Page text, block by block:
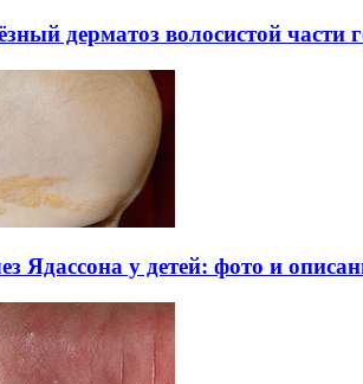
дерматоз волосистой
Ядассона у детей: фото и